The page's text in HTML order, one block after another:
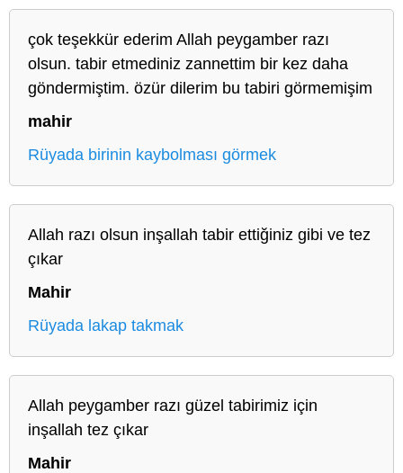
çok teşekkür ederim Allah peygamber razı
olsun. tabir etmediniz zannettim bir kez daha
göndermiştim. özür dilerim bu tabiri görmemişim
mahir
Rüyada birinin kaybolması görmek
Allah razı olsun inşallah tabir ettiğiniz gibi ve tez
çıkar
Mahir
Rüyada lakap takmak
Allah peygamber razı güzel tabirimiz için
inşallah tez çıkar
Mahir